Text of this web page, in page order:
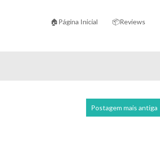
🏠Página Inicial 📦Reviews
Postagem mais antiga